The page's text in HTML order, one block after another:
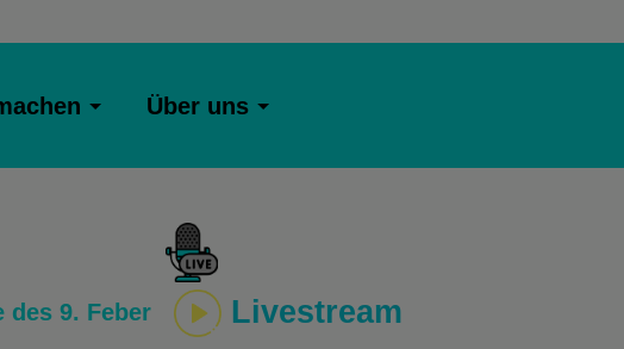
Über uns
des 9. Feber
Livestream